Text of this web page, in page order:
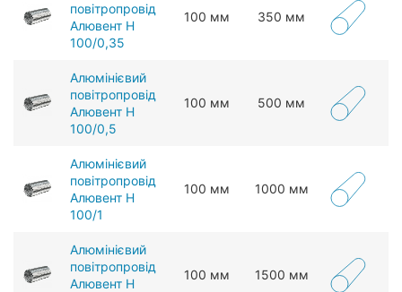
повітропровід
Алювент Н
100/0,35
100 мм 350 мм
Алюмінієвий
повітропровід
Алювент Н
100/0,5
100 мм 500 мм
Алюмінієвий
повітропровід
Алювент Н
100/1
100 мм 1000 мм
Алюмінієвий
повітропровід
Алювент Н
100 мм 1500 мм